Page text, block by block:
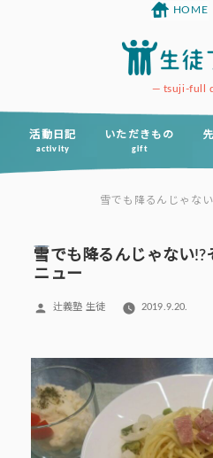
ツ
tsuji-full
活動日記
activity
いただきもの
gift
HOME
雪でも降るんじゃな
雪でも降るんじゃない!?
ニュー
投
辻義塾 生徒 2019.9.20.